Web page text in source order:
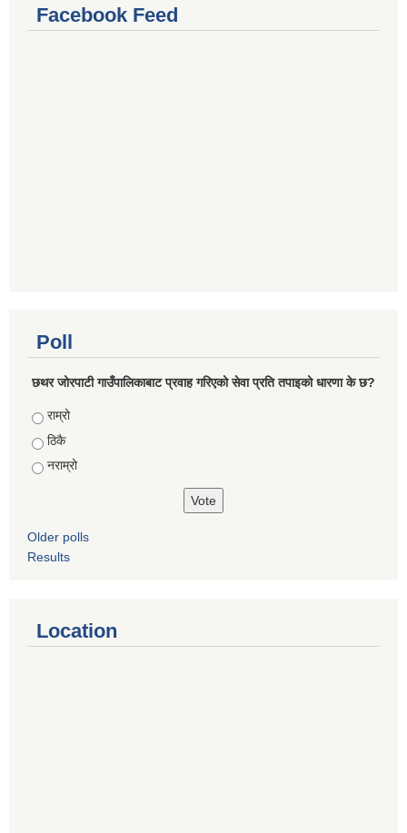
Facebook Feed
Poll
छथर जोरपाटी गाउँपालिकाबाट प्रवाह गरिएको सेवा प्रति तपाइको धारणा के छ?
Choices
राम्रो
ठिकै
नराम्रो
Older polls
Results
Location